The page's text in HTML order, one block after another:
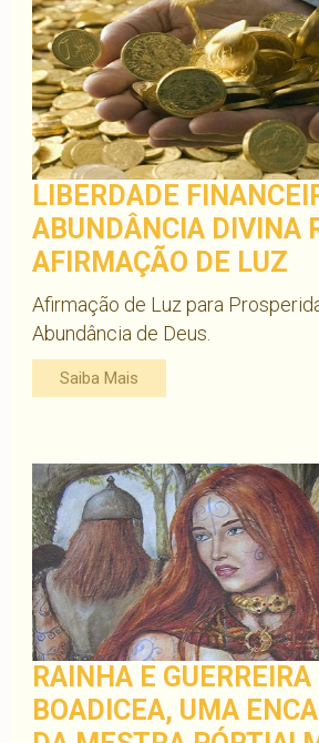
LIBERDADE
ABUNDÂNCIA DIVINA
AFIRMAÇÃO DE LUZ
Afirmação de Luz para
Abundância de Deus.
Saiba Mais
RAINHA E GUERREIRA
BOADICEA, UMA